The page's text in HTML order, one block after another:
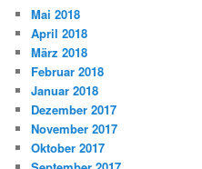
Mai 2018
April 2018
März 2018
Februar 2018
Januar 2018
Dezember 2017
November 2017
Oktober 2017